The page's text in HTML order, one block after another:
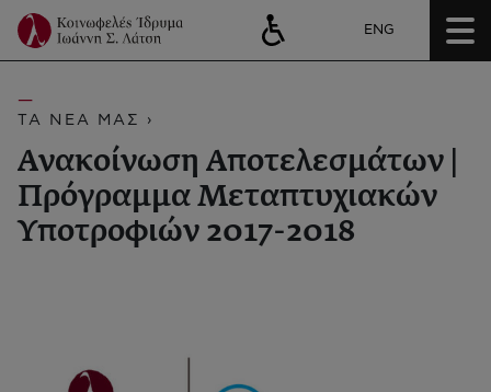
ENG
ΤΑ ΝΕΑ ΜΑΣ ›
Ανακοίνωση Αποτελεσμάτων |
Πρόγραμμα Μεταπτυχιακών
Υποτροφιών 2017-2018